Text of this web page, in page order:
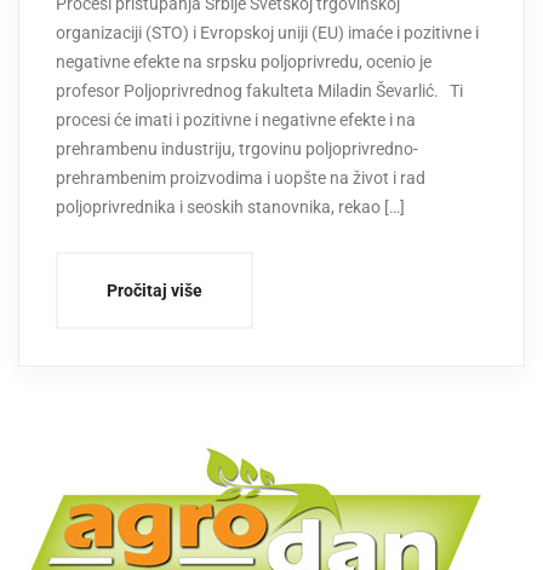
organizaciji (STO) i Evropskoj uniji (EU) imaće i pozitivne i
negativne efekte na srpsku poljoprivredu, ocenio je
profesor Poljoprivrednog fakulteta Miladin Ševarlić. Ti
procesi će imati i pozitivne i negativne efekte i na
prehrambenu industriju, trgovinu poljoprivredno-
prehrambenim proizvodima i uopšte na život i rad
poljoprivrednika i seoskih stanovnika, rekao […]
Pročitaj više